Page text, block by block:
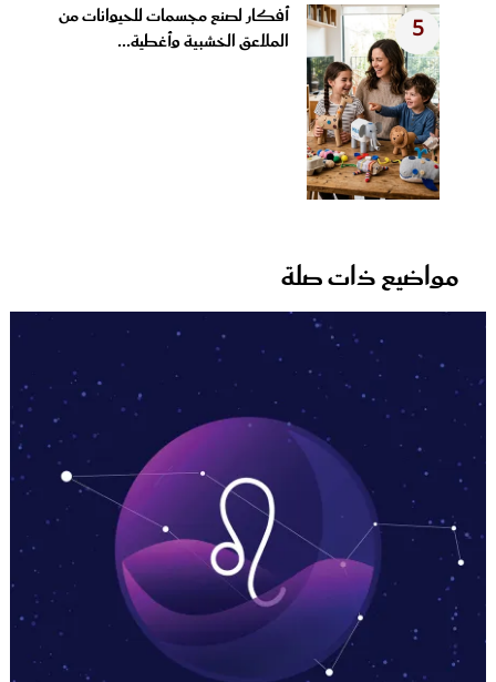
5
أفكار لصنع مجسمات للحيوانات من
الملاعق الخشبية وأغطية...
مواضيع ذات صلة